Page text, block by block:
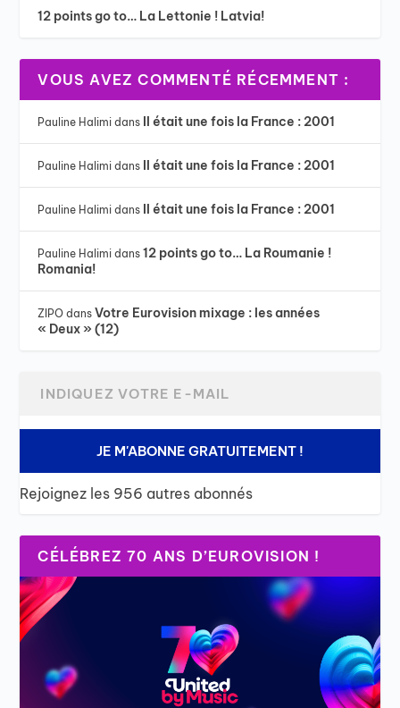
12 points go to… La Lettonie ! Latvia!
VOUS AVEZ COMMENTÉ RÉCEMMENT :
Pauline Halimi dans Il était une fois la France : 2001
Pauline Halimi dans Il était une fois la France : 2001
Pauline Halimi dans Il était une fois la France : 2001
Pauline Halimi dans12 points go to… La Roumanie !
Romania!
ZIPO dansVotre Eurovision mixage : les années
« Deux » (12)
JE M'ABONNE GRATUITEMENT !
Rejoignez les 956 autres abonnés
CÉLÉBREZ 70 ANS D’EUROVISION !